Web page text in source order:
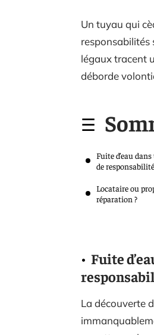
Un tuyau qui
responsabilités
légaux tracent
déborde
Fuite d’eau
de responsabilité
Locataire ou
réparation ?
Fuite
La découverte